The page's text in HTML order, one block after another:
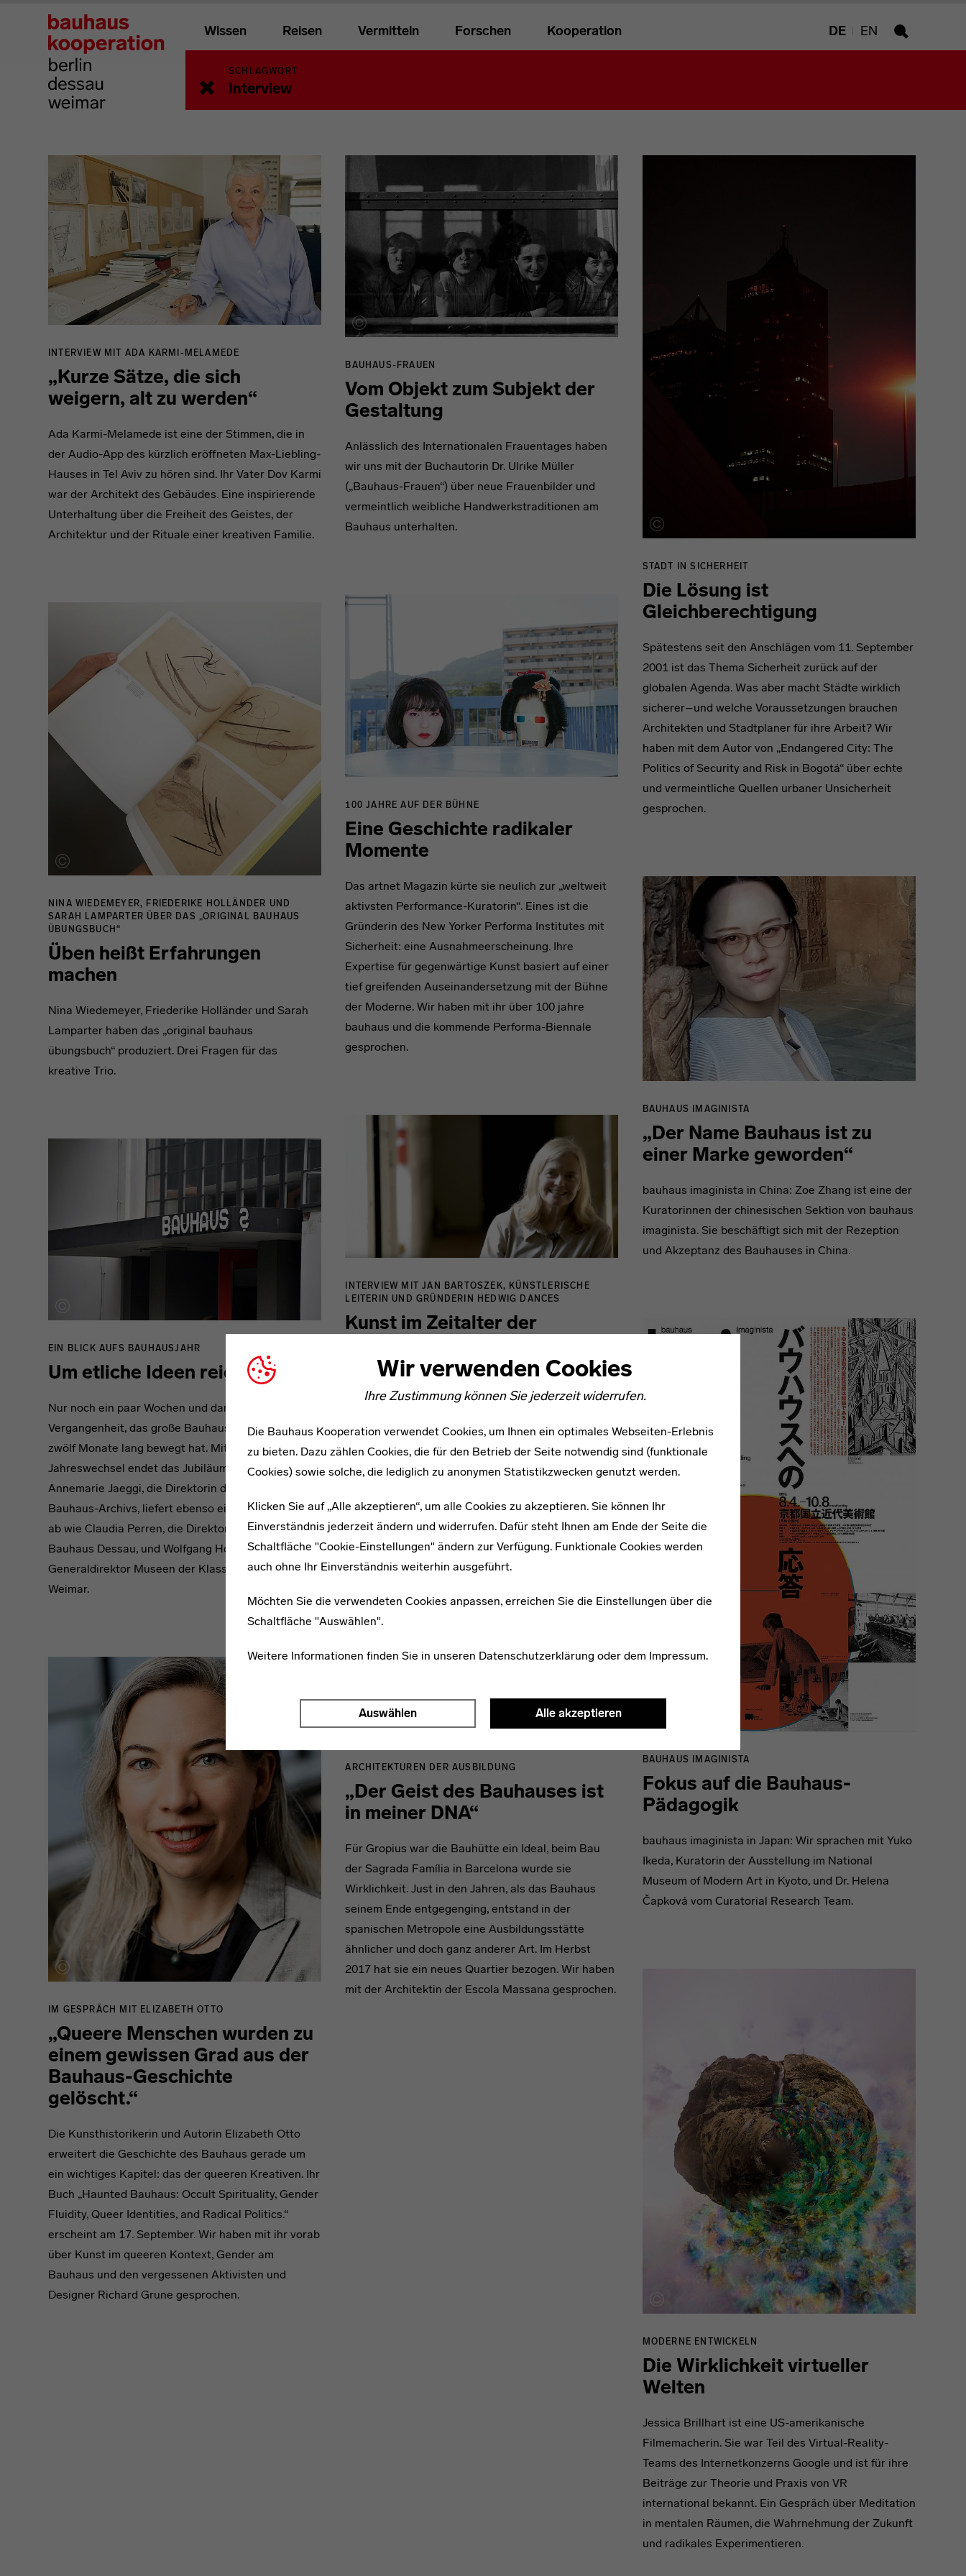
Wir verwenden Cookies
Ihre Zustimmung können Sie jederzeit widerrufen.
Die Bauhaus Kooperation verwendet Cookies, um Ihnen ein optimales Webseiten-Erlebnis
zu bieten. Dazu zählen Cookies, die für den Betrieb der Seite notwendig sind (funktionale
Cookies) sowie solche, die lediglich zu anonymen Statistikzwecken genutzt werden.
Klicken Sie auf „Alle akzeptieren“, um alle Cookies zu akzeptieren. Sie können Ihr
Einverständnis jederzeit ändern und widerrufen. Dafür steht Ihnen am Ende der Seite die
Schaltfläche "Cookie-Einstellungen" ändern zur Verfügung. Funktionale Cookies werden
auch ohne Ihr Einverständnis weiterhin ausgeführt.
Möchten Sie die verwendeten Cookies anpassen, erreichen Sie die Einstellungen über die
Schaltfläche "Auswählen".
Weitere Informationen finden Sie in unseren Datenschutzerklärung oder dem Impressum.
Auswählen Alle akzeptieren
Wissen Reisen Vermitteln Forschen Kooperation DE EN
SCHLAGWORT
Interview
Zurück zur vorherigen Seite
INTERVIEW MIT ADA KARMI-MELAMEDE
„Kurze Sätze, die sich
weigern, alt zu werden“
Ada Karmi-Melamede ist eine der Stimmen, die in
der Audio-App des kürzlich eröffneten Max-Liebling-
Hauses in Tel Aviv zu hören sind. Ihr Vater Dov Karmi
war der Architekt des Gebäudes. Eine inspirierende
Unterhaltung über die Freiheit des Geistes, der
Architektur und der Rituale einer kreativen Familie.
NINA WIEDEMEYER, FRIEDERIKE HOLLÄNDER UND
SARAH LAMPARTER ÜBER DAS „ORIGINAL BAUHAUS
ÜBUNGSBUCH“
Üben heißt Erfahrungen
machen
Nina Wiedemeyer, Friederike Holländer und Sarah
Lamparter haben das „original bauhaus
übungsbuch“ produziert. Drei Fragen für das
kreative Trio.
EIN BLICK AUFS BAUHAUSJAHR
Um etliche Ideen reicher
Nur noch ein paar Wochen und dann ist es
Vergangenheit, das große Bauhausfest, das uns
zwölf Monate lang bewegt hat. Mit dem
Jahreswechsel endet das Jubiläum. Was bleibt?
Annemarie Jaeggi, die Direktorin des Berliner
Bauhaus-Archivs, liefert ebenso eine Einschätzung
ab wie Claudia Perren, die Direktorin der Stiftung
Bauhaus Dessau, und Wolfgang Holler, der
Generaldirektor Museen der Klassik Stiftung
Weimar.
IM GESPRÄCH MIT ELIZABETH OTTO
„Queere Menschen wurden zu
einem gewissen Grad aus der
Bauhaus-Geschichte
gelöscht.“
Die Kunsthistorikerin und Autorin Elizabeth Otto
erweitert die Geschichte des Bauhaus gerade um
ein wichtiges Kapitel: das der queeren Kreativen. Ihr
Buch „Haunted Bauhaus: Occult Spirituality, Gender
Fluidity, Queer Identities, and Radical Politics.“
erscheint am 17. September. Wir haben mit ihr vorab
über Kunst im queeren Kontext, Gender am
Bauhaus und den vergessenen Aktivisten und
Designer Richard Grune gesprochen.
BAUHAUS-FRAUEN
Vom Objekt zum Subjekt der
Gestaltung
Anlässlich des Internationalen Frauentages haben
wir uns mit der Buchautorin Dr. Ulrike Müller
(„Bauhaus-Frauen“) über neue Frauenbilder und
vermeintlich weibliche Handwerkstraditionen am
Bauhaus unterhalten.
100 JAHRE AUF DER BÜHNE
Eine Geschichte radikaler
Momente
Das artnet Magazin kürte sie neulich zur „weltweit
aktivsten Performance-Kuratorin“. Eines ist die
Gründerin des New Yorker Performa Institutes mit
Sicherheit: eine Ausnahmeerscheinung. Ihre
Expertise für gegenwärtige Kunst basiert auf einer
tief greifenden Auseinandersetzung mit der Bühne
der Moderne. Wir haben mit ihr über 100 jahre
bauhaus und die kommende Performa-Biennale
gesprochen.
INTERVIEW MIT JAN BARTOSZEK, KÜNSTLERISCHE
LEITERIN UND GRÜNDERIN HEDWIG DANCES
Kunst im Zeitalter der
Inspiriert durch die moderne Kunst des Bauhauses
ist „Futura”, die neueste Arbeit von Hedwig-
farbenfrohe Erkundung, wie der Tanz im 21.
Jahrhundert Gesellschaft, Kunst, Architektur und
Design prägt und von ihnen geprägt wird.
ARCHITEKTUREN DER AUSBILDUNG
„Der Geist des Bauhauses ist
in meiner DNA“
Für Gropius war die Bauhütte ein Ideal, beim Bau
der Sagrada Família in Barcelona wurde sie
Wirklichkeit. Just in den Jahren, als das Bauhaus
seinem Ende entgegenging, entstand in der
spanischen Metropole eine Ausbildungsstätte
ähnlicher und doch ganz anderer Art. Im Herbst
2017 hat sie ein neues Quartier bezogen. Wir haben
mit der Architektin der Escola Massana gesprochen.
STADT IN SICHERHEIT
Die Lösung ist
Gleichberechtigung
Spätestens seit den Anschlägen vom 11. September
2001 ist das Thema Sicherheit zurück auf der
globalen Agenda. Was aber macht Städte wirklich
sicherer–und welche Voraussetzungen brauchen
Architekten und Stadtplaner für ihre Arbeit? Wir
haben mit dem Autor von „Endangered City: The
Politics of Security and Risk in Bogotá“ über echte
und vermeintliche Quellen urbaner Unsicherheit
gesprochen.
BAUHAUS IMAGINISTA
„Der Name Bauhaus ist zu
einer Marke geworden“
bauhaus imaginista in China: Zoe Zhang ist eine der
Kuratorinnen der chinesischen Sektion von bauhaus
imaginista. Sie beschäftigt sich mit der Rezeption
und Akzeptanz des Bauhauses in China.
BAUHAUS IMAGINISTA
Fokus auf die Bauhaus-
Pädagogik
bauhaus imaginista in Japan: Wir sprachen mit Yuko
Ikeda, Kuratorin der Ausstellung im National
Museum of Modern Art in Kyoto, und Dr. Helena
Čapková vom Curatorial Research Team.
MODERNE ENTWICKELN
Die Wirklichkeit virtueller
Welten
Jessica Brillhart ist eine US-amerikanische
Filmemacherin. Sie war Teil des Virtual-Reality-
Teams des Internetkonzerns Google und ist für ihre
Beiträge zur Theorie und Praxis von VR
international bekannt. Ein Gespräch über Meditation
in mentalen Räumen, die Wahrnehmung der Zukunft
und radikales Experimentieren.